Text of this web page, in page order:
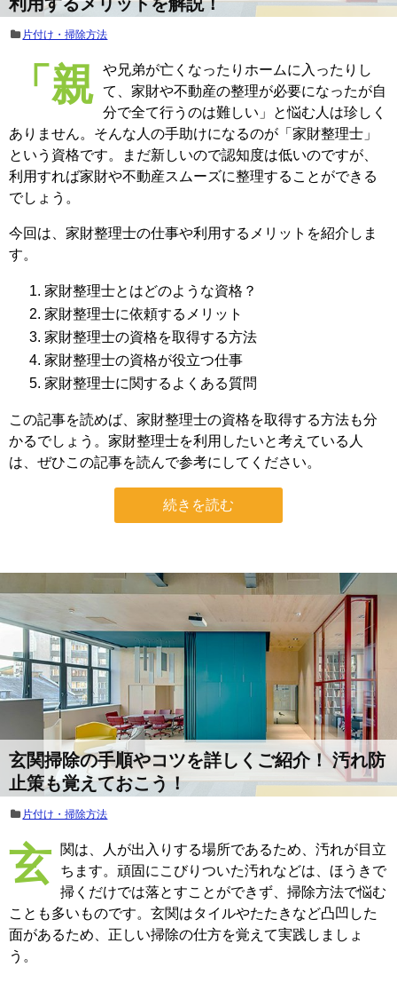
片付け・掃除方法
「親や兄弟が亡くなったりホームに入ったりし て、家財や不動産の整理が必要になったが自
分で全て行うのは難しい」と悩む人は珍しく
ありません。そんな人の手助けになるのが「家財整理士」
という資格です。まだ新しいので認知度は低いのですが、
利用すれば家財や不動産スムーズに整理することができる
でしょう。
今回は、家財整理士の仕事や利用するメリットを紹介しま
す。
家財整理士とはどのような資格？
家財整理士に依頼するメリット
家財整理士の資格を取得する方法
家財整理士の資格が役立つ仕事
家財整理士に関するよくある質問
この記事を読めば、家財整理士の資格を取得する方法も分
かるでしょう。家財整理士を利用したいと考えている人
は、ぜひこの記事を読んで参考にしてください。
続きを読む
玄関掃除の手順やコツを詳しくご紹介！ 汚れ防
止策も覚えておこう！
片付け・掃除方法
玄関は、人が出入りする場所であるため、汚れが目立
ちます。頑固にこびりついた汚れなどは、ほうきで
掃くだけでは落とすことができず、掃除方法で悩む
ことも多いものです。玄関はタイルやたたきなど凸凹した
面があるため、正しい掃除の仕方を覚えて実践しましょ
う。